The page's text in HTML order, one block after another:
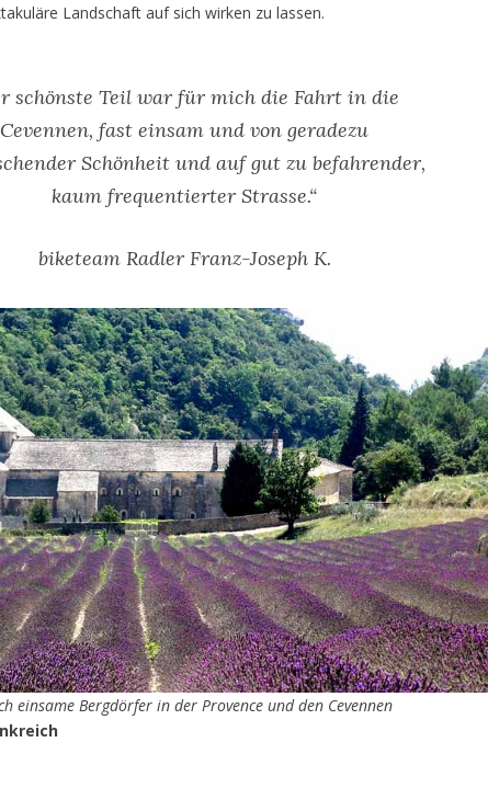
Landschaft auf sich wirken zu lassen.
schönste Teil war für mich die Fahrt in die
Cevennen, fast einsam und von geradezu
Schönheit und auf gut zu befahrender,
kaum frequentierter Strasse.“
biketeam Radler Franz-Joseph K.
einsame Bergdörfer in der Provence und den Cevennen